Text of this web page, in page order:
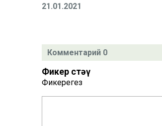
21.01.2021
Комментарий 0
Фикер өстәү
Фикерегез